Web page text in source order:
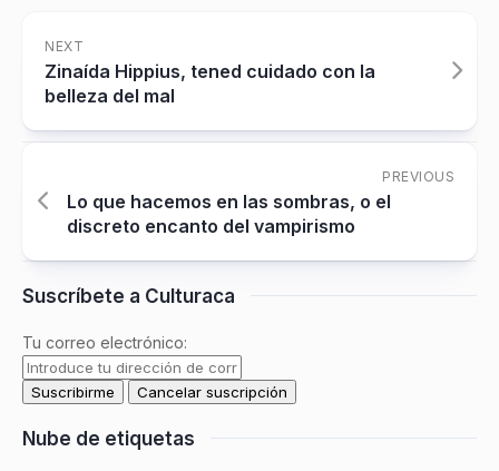
NEXT
Zinaída Hippius, tened cuidado con la
belleza del mal
PREVIOUS
Lo que hacemos en las sombras, o el
discreto encanto del vampirismo
Suscríbete a Culturaca
Tu correo electrónico:
Nube de etiquetas